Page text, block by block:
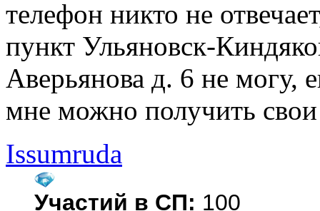
телефон никто не
пункт Ульяновск-
Аверьянова д. 6 не могу,
мне можно получить свои
Issumruda
Участий в СП: 100